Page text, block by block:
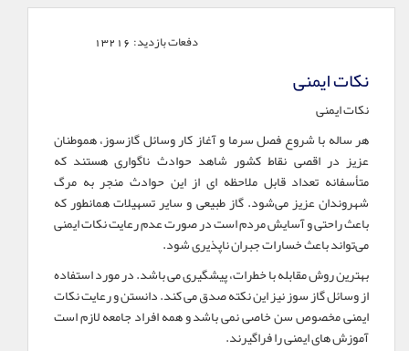
دفعات بازدید: 13216
نکات ایمنی
نکات ایمنی
هر ساله با شروع فصل سرما و آغاز کار وسائل گازسوز، هموطنان
عزیز در اقصی نقاط کشور شاهد حوادث ناگواری هستند که
متأسفانه تعداد قابل ملاحظه ای از این حوادث منجر به مرگ
شهروندان عزیز می‌شود. گاز طبیعی و سایر تسهیلات همانطور که
باعث راحتی و آسایش مردم است در صورت عدم رعایت نکات ایمنی
می‌تواند باعث خسارات جبران ناپذیری شود.
بهترین روش مقابله با خطرات، پیشگیری می باشد. در مورد استفاده
از وسائل گاز سوز نیز این نکته صدق می کند. دانستن و رعایت نکات
ایمنی مخصوص سن خاصی نمی باشد و همه افراد جامعه لازم است
آموزش های ایمنی را فراگیرند.